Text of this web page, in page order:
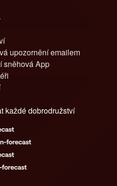
upozornění emailem
sněhová App
každé dobrodružství